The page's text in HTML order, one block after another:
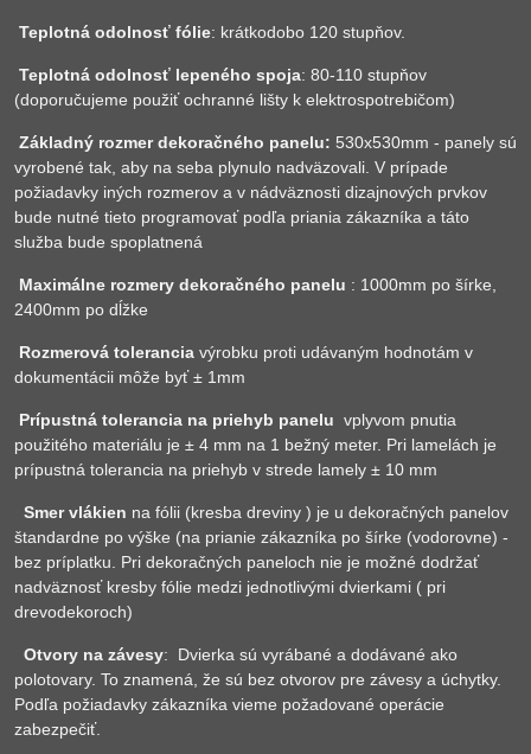
Teplotná odolnosť fólie: krátkodobo 120 stupňov.
Teplotná odolnosť lepeného spoja: 80-110 stupňov
(doporučujeme použiť ochranné lišty k elektrospotrebičom)
Základný rozmer dekoračného panelu: 530x530mm - panely sú
vyrobené tak, aby na seba plynulo nadväzovali. V prípade
požiadavky iných rozmerov a v nádväznosti dizajnových prvkov
bude nutné tieto programovať podľa priania zákazníka a táto
služba bude spoplatnená
Maximálne rozmery dekoračného panelu : 1000mm po šírke,
2400mm po dĺžke
Rozmerová tolerancia výrobku proti udávaným hodnotám v
dokumentácii môže byť ± 1mm
Prípustná tolerancia na priehyb panelu vplyvom pnutia
použitého materiálu je ± 4 mm na 1 bežný meter. Pri lamelách je
prípustná tolerancia na priehyb v strede lamely ± 10 mm
Smer vlákien na fólii (kresba dreviny ) je u dekoračných panelov
štandardne po výške (na prianie zákazníka po šírke (vodorovne) -
bez príplatku. Pri dekoračných paneloch nie je možné dodržať
nadväznosť kresby fólie medzi jednotlivými dvierkami ( pri
drevodekoroch)
Otvory na závesy: Dvierka sú vyrábané a dodávané ako
polotovary. To znamená, že sú bez otvorov pre závesy a úchytky.
Podľa požiadavky zákazníka vieme požadované operácie
zabezpečiť.